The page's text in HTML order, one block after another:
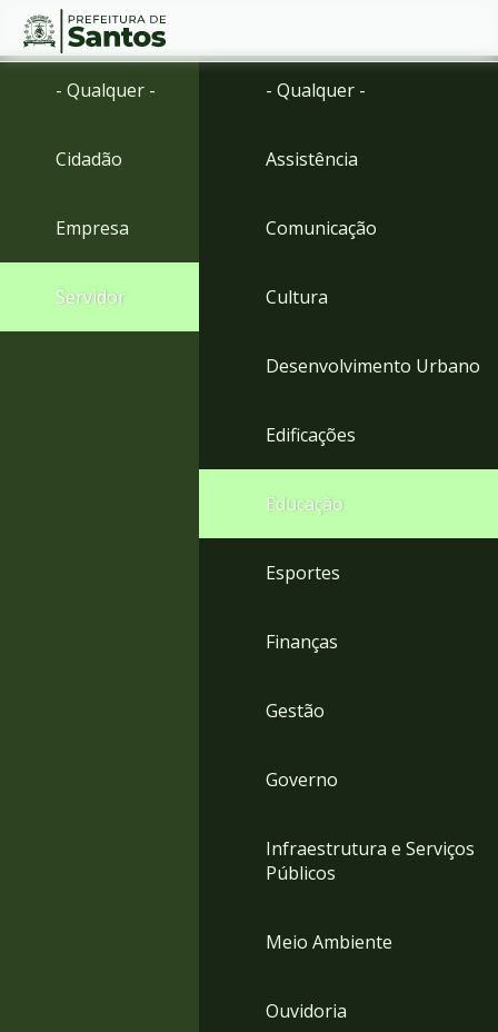
Ir
menu
para
Conteúdo
- Qualquer -
Cidadão
Empresa
Servidor
- Qualquer -
Assistência
Comunicação
Cultura
Desenvolvimento Urbano
Edificações
Educação
Esportes
Finanças
Gestão
Governo
Infraestrutura e Serviços
Públicos
Meio Ambiente
Ouvidoria